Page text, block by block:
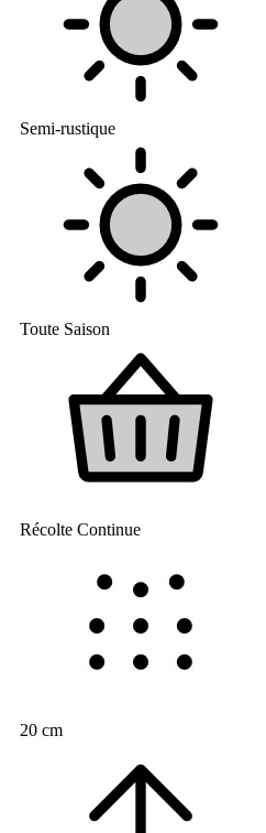
Semi-rustique
Toute Saison
Récolte Continue
20 cm